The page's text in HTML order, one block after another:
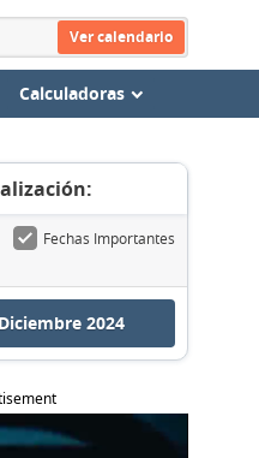
Ver calendario
Calculadoras
Fechas Importantes
2024